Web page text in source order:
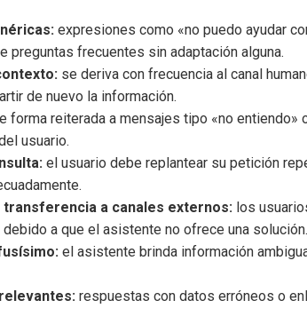
expresiones como «no puedo ayudar
preguntas frecuentes sin adaptación alguna.
se deriva con frecuencia al canal
de nuevo la información.
forma reiterada a mensajes tipo «no entiendo»
usuario.
el usuario debe replantear su petición
transferencia a canales externos: los
a que el asistente no ofrece una solución.
el asistente brinda información
respuestas con datos erróneos o